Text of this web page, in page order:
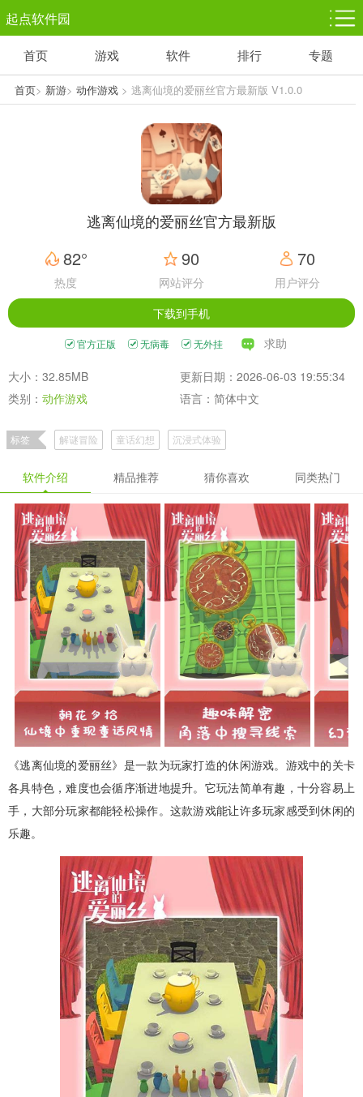
起点软件园
塔防游戏
1千+款游戏
休闲益智
1万+款游戏
体育竞技
5百+款游戏
赛车竞速
3百+款游戏
首页 游戏 软件 排行 专题
首页> 新游> 动作游戏> 逃离仙境的爱丽丝官方最新版 V1.0.0
逃离仙境的爱丽丝官方最新版
82°
热度
90
网站评分
70
用户评分
下载到手机
官方正版 无病毒 无外挂 求助
大小：32.85MB
更新日期：2026-06-03 19:55:34
类别： 动作游戏 语言：简体中文
标签 解谜冒险 童话幻想 沉浸式体验
软件介绍 精品推荐 猜你喜欢 同类热门
《逃离仙境的爱丽丝》是一款为玩家打造的休闲游戏。游戏中的关卡
各具特色，难度也会循序渐进地提升。它玩法简单有趣，十分容易上
手，大部分玩家都能轻松操作。这款游戏能让许多玩家感受到休闲的
乐趣。